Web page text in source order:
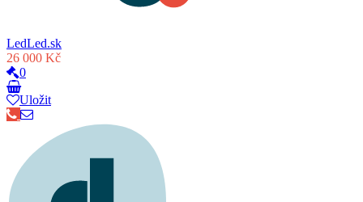
LedLed.sk
26 000 Kč
0
Uložit